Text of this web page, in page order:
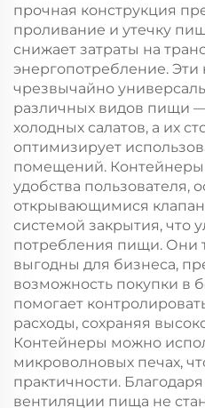
прочная конструкция
проливание и утечку
снижает затраты на
энергопотребление. Эти
чрезвычайно
различных видов пищи
холодных салатов, а их
оптимизирует
помещений. Контейнеры
удобства пользователя,
открывающимися
системой закрытия, что
потребления пищи. Они
выгодны для бизнеса,
возможность покупки в
помогает
расходы, сохраняя
Контейнеры можно
микроволновых печах,
практичности.
вентиляции пища не